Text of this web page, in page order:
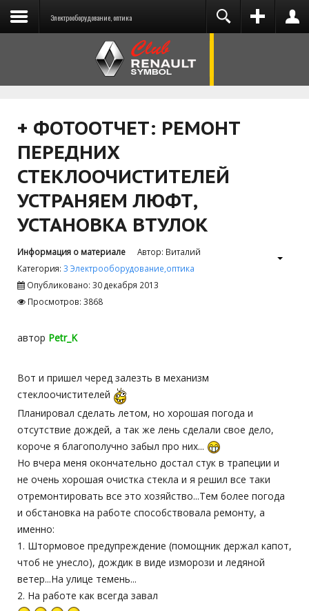
Электрооборудование, оптика
Запомнить меня
ВОЙТИ
Забыли логин?
Забыли пароль?
You need to enable user registration from User
Manager/Options in the backend of Joomla
before this module will activate.
+ ФОТООТЧЕТ: РЕМОНТ
ПЕРЕДНИХ
СТЕКЛООЧИСТИТЕЛЕЙ
УСТРАНЯЕМ ЛЮФТ,
УСТАНОВКА ВТУЛОК
Информация о материале Автор: Виталий
Категория: 3 Электрооборудование,оптика
Опубликовано: 30 декабря 2013
Просмотров: 3868
автор Petr_K
Вот и пришел черед залезть в механизм
стеклоочистителей
Планировал сделать летом, но хорошая погода и
отсутствие дождей, а так же лень сделали свое дело,
короче я благополучно забыл про них...
Но вчера меня окончательно достал стук в трапеции и
не очень хорошая очистка стекла и я решил все таки
отремонтировать все это хозяйство...Тем более погода
и обстановка на работе способствовала ремонту, а
именно:
1. Штормовое предупреждение (помощник держал капот,
чтоб не унесло), дождик в виде изморози и ледяной
ветер...На улице темень...
2. На работе как всегда завал